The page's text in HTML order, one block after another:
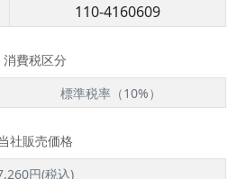
110-4160609
消費税区分
標準税率（10%）
社販売価格
円(税込)